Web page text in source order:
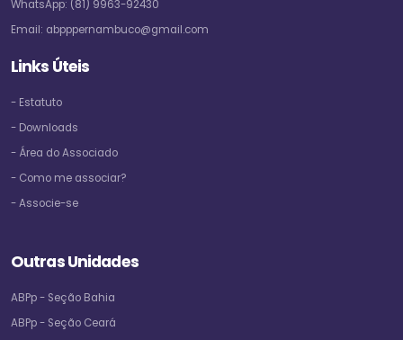
WhatsApp: (81) 9963-92430
Email: abpppernambuco@gmail.com
Links Úteis
- Estatuto
- Downloads
- Área do Associado
- Como me associar?
- Associe-se
Outras Unidades
ABPp - Seção Bahia
ABPp - Seção Ceará